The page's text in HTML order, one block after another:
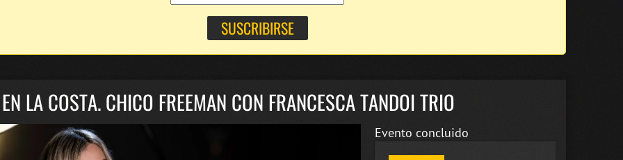
LA COSTA. CHICO FREEMAN CON FRANCESCA TANDOI TRIO
Evento concluido